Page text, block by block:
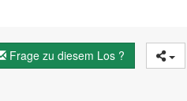
Frage zu diesem Los ?